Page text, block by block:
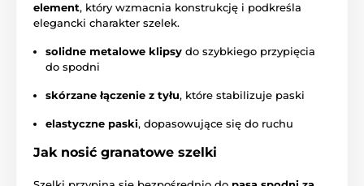
element, który wzmacnia konstrukcję i podkreśla
elegancki charakter szelek.
solidne metalowe klipsy do szybkiego przypięcia
do spodni
skórzane łączenie z tyłu, które stabilizuje paski
elastyczne paski, dopasowujące się do ruchu
Jak nosić granatowe szelki